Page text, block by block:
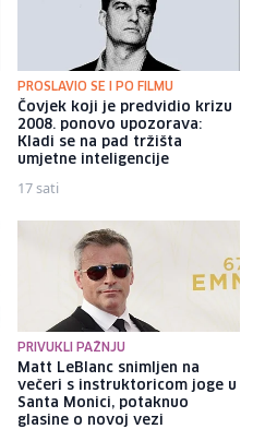
PROSLAVIO SE I PO FILMU
Čovjek koji je predvidio krizu
2008. ponovo upozorava:
Kladi se na pad tržišta
umjetne inteligencije
17 sati
PRIVUKLI PAŽNJU
Matt LeBlanc snimljen na
večeri s instruktoricom joge u
Santa Monici, potaknuo
glasine o novoj vezi